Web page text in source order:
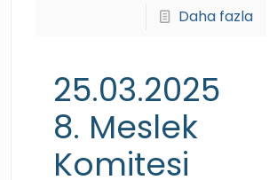
Daha fazla
25.03.2025
8. Meslek
Komitesi